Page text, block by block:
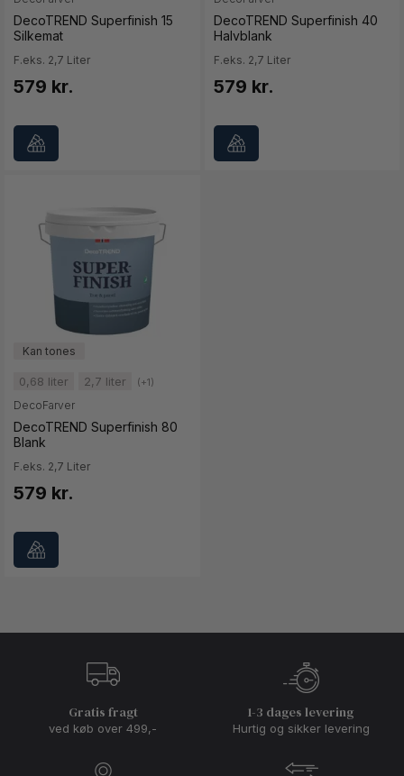
DecoTREND Superfinish 15
Silkemat
F.eks. 2,7 Liter
579 kr.
DecoTREND Superfinish 40
Halvblank
F.eks. 2,7 Liter
579 kr.
0,68 liter 2,7 liter (+1)
DecoFarver
DecoTREND Superfinish 80
Blank
F.eks. 2,7 Liter
579 kr.
Gratis fragt
ved køb over 499,-
1-3 dages levering
Hurtig og sikker levering